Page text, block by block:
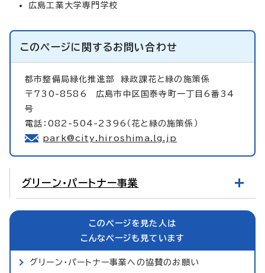
広島工業大学専門学校
このページに関するお問い合わせ
都市整備局緑化推進部緑政課花と緑の施策係
〒730-8586 広島市中区国泰寺町一丁目6番34
号
電話：082-504-2396（花と緑の施策係）
park@city.hiroshima.lg.jp
グリーン・パートナー事業
このページを見た人は
こんなページも見ています
グリーン・パートナー事業への協賛のお願い